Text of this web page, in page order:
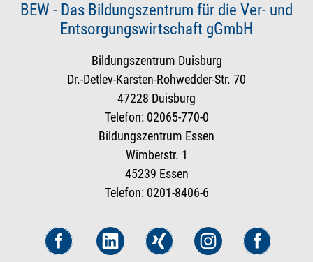
BEW - Das Bildungszentrum für die Ver- und
Entsorgungswirtschaft gGmbH
Bildungszentrum Duisburg
Dr.-Detlev-Karsten-Rohwedder-Str. 70
47228 Duisburg
Telefon: 02065-770-0
Bildungszentrum Essen
Wimberstr. 1
45239 Essen
Telefon: 0201-8406-6